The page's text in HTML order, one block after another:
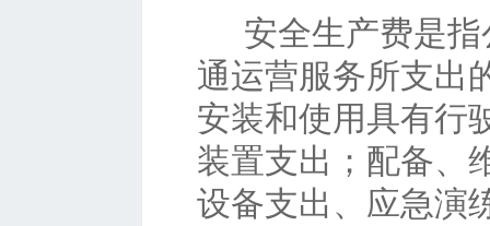
安全生产费是
通运营服务所支出
安装和使用具有行
装置支出；配备、
设备支出、应急演